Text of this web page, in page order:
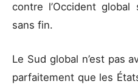
contre l’Occident global
sans fin.
Le Sud global n’est pas
parfaitement que les